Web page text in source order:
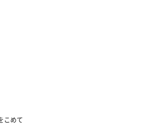
こめて